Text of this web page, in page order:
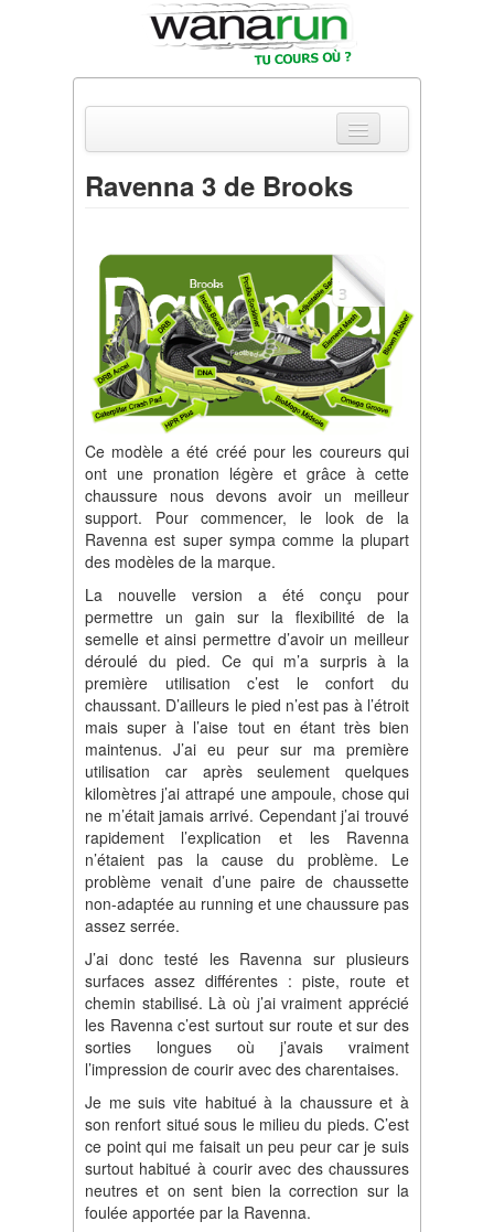
Equipements & Tests
Parcours & Courses
Outils & Réseaux
Ravenna 3 de Brooks
Ce modèle a été créé pour les coureurs qui
ont une pronation légère et grâce à cette
chaussure nous devons avoir un meilleur
support. Pour commencer, le look de la
Ravenna est super sympa comme la plupart
des modèles de la marque.
La nouvelle version a été conçu pour
permettre un gain sur la flexibilité de la
semelle et ainsi permettre d’avoir un meilleur
déroulé du pied. Ce qui m’a surpris à la
première utilisation c’est le confort du
chaussant. D’ailleurs le pied n’est pas à l’étroit
mais super à l’aise tout en étant très bien
maintenus. J’ai eu peur sur ma première
utilisation car après seulement quelques
kilomètres j’ai attrapé une ampoule, chose qui
ne m’était jamais arrivé. Cependant j’ai trouvé
rapidement l’explication et les Ravenna
n’étaient pas la cause du problème. Le
problème venait d’une paire de chaussette
non-adaptée au running et une chaussure pas
assez serrée.
J’ai donc testé les Ravenna sur plusieurs
surfaces assez différentes : piste, route et
chemin stabilisé. Là où j’ai vraiment apprécié
les Ravenna c’est surtout sur route et sur des
sorties longues où j’avais vraiment
l’impression de courir avec des charentaises.
Je me suis vite habitué à la chaussure et à
son renfort situé sous le milieu du pieds. C’est
ce point qui me faisait un peu peur car je suis
surtout habitué à courir avec des chaussures
neutres et on sent bien la correction sur la
foulée apportée par la Ravenna.